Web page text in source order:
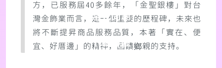
常見問題
下載專區
方，已服務屆40多餘年，「金聖銀樓」對台
灣金飾業而言，是一個重要的歷程碑，未來也
將不斷提昇商品服務品質，本著「實在、便
宜、好厝邊」的精神，回饋鄉親的支持。